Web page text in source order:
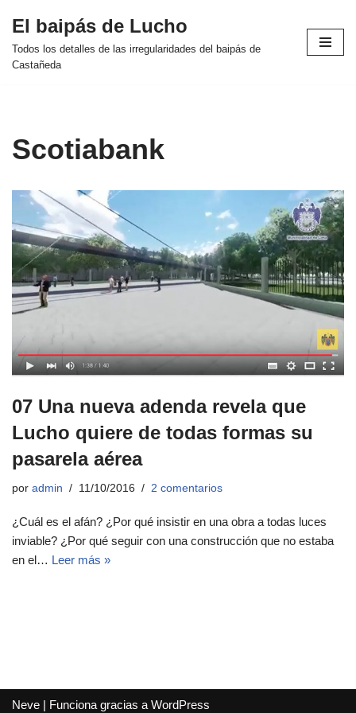
Saltar
al
El baipás de Lucho
Todos los detalles de las irregularidades del baipás de
Castañeda
Scotiabank
07 Una nueva adenda revela que
Lucho quiere de todas formas su
pasarela aérea
por admin 11/10/2016 2 comentarios
¿Cuál es el afán? ¿Por qué insistir en una obra a todas luces
inviable? ¿Por qué seguir con una construcción que no estaba
en el… Leer más »
Neve | Funciona gracias aWordPress